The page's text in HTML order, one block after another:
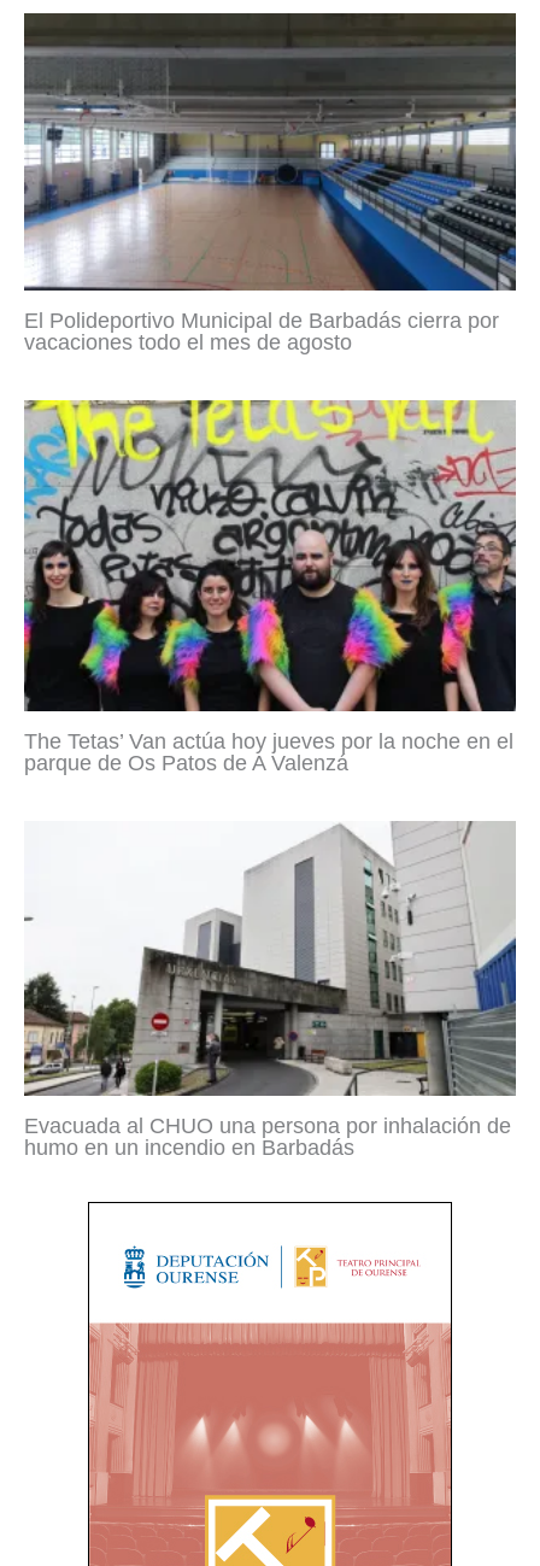
El Polideportivo Municipal de Barbadás cierra por
vacaciones todo el mes de agosto
The Tetas’ Van actúa hoy jueves por la noche en el
parque de Os Patos de A Valenzá
Evacuada al CHUO una persona por inhalación de
humo en un incendio en Barbadás